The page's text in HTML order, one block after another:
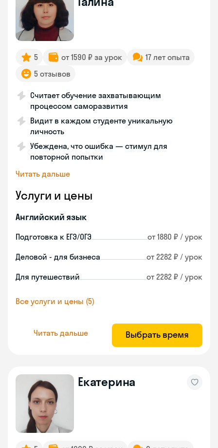
5 от 1590 ₽ за урок
17 лет опыта
5 отзывов
Считает обучение захватывающим
процессом саморазвития
Видит в каждом студенте уникальную
личность
Убеждена, что ошибка — стимул для
повторной попытки
Читать дальше
Услуги и цены
Английский язык
Подготовка к ЕГЭ/ОГЭ от 1880 ₽ / урок
Деловой - для бизнеса от 2282 ₽ / урок
Для путешествий от 2282 ₽ / урок
Все услуги и цены (5)
Читать дальше Выбрать время
Екатерина